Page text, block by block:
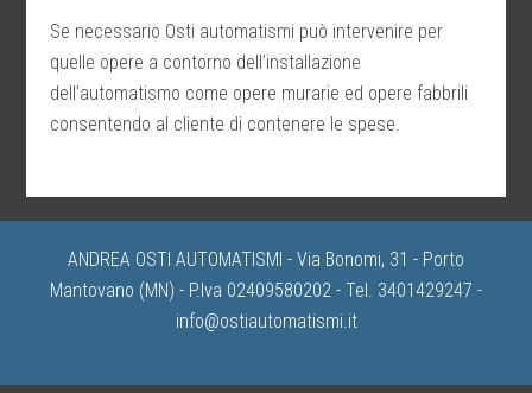
Se necessario Osti automatismi può intervenire per
quelle opere a contorno dell’installazione
dell’automatismo come opere murarie ed opere fabbrili
consentendo al cliente di contenere le spese.
ANDREA OSTI AUTOMATISMI - Via Bonomi, 31 - Porto
Mantovano (MN) - P.Iva 02409580202 - Tel. 3401429247 -
info@ostiautomatismi.it